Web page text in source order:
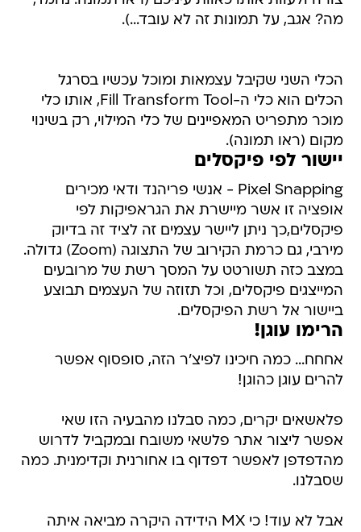
מה? אגב, על תמונות זה לא עובד...).
הכלי השני שקיבל עצמאות ומוכל עכשיו בסרגל
הכלים הוא כלי ה-Fill Transform Tool, אותו כלי
מוכר מתפריט המאפיינים של כלי המילוי, רק בשינוי
מקום (ראו תמונה).
יישור לפי פיקסלים
Pixel Snapping - אנשי פריהנד ודאי מכירים
אופציה זו אשר מיישרת את הגראפיקות לפי
פיקסלים,כך ניתן ליישר עצמים זה לציד זה בדיוק
מירבי, גם כרמת הקירוב של התצוגה (Zoom) גדולה.
במצב כזה תשורטט על המסך רשת של מרובעים
המייצגים פיקסלים, וכל תזוזה של העצמים תבוצע
ביישור אל רשת הפיקסלים.
הרימו עוגן!
אחחח... כמה חיכינו לפיצ'ר הזה, סופסוף אפשר
להרים עוגן כהוגן!
פלאשאים יקרים, כמה סבלנו מהבעיה הזו שאי
אפשר ליצור אתר פלשאי משובח ובמקביל לדרוש
מהדפדפן לאפשר דפדוף בו אחורנית וקדימנית. כמה
שסבלנו.
אבל לא עוד! כי MX הידידה היקרה מביאה איתה